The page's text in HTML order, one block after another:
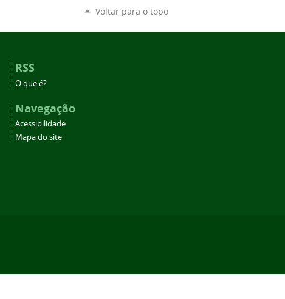
Voltar para o topo
RSS
O que é?
Navegação
Acessibilidade
Mapa do site